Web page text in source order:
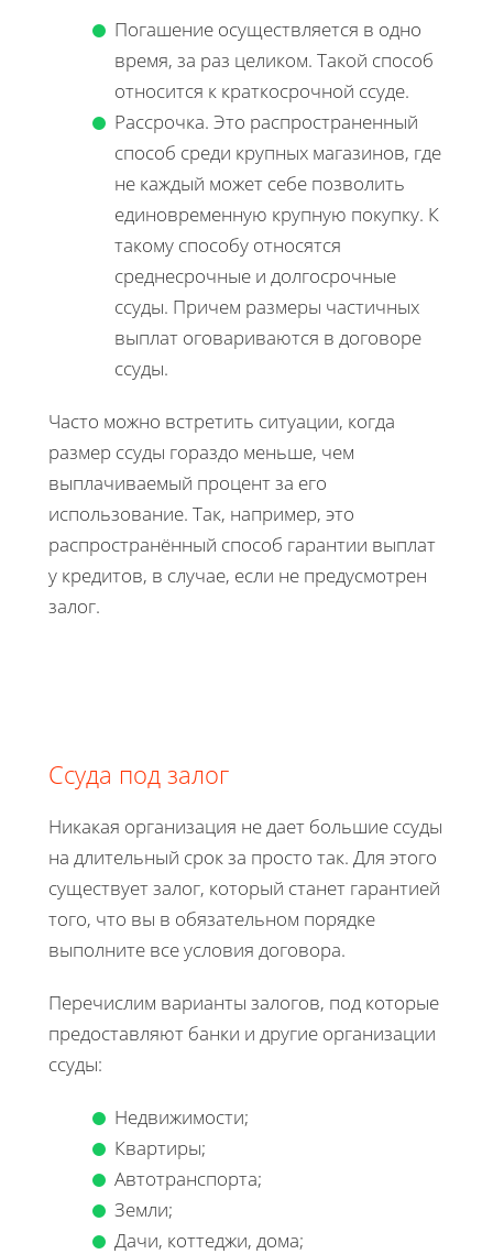
Погашение осуществляется в одно
время, за раз целиком. Такой способ
относится к краткосрочной ссуде.
Рассрочка. Это распространенный
способ среди крупных магазинов, где
не каждый может себе позволить
единовременную крупную покупку. К
такому способу относятся
среднесрочные и долгосрочные
ссуды. Причем размеры частичных
выплат оговариваются в договоре
ссуды.
Часто можно встретить ситуации, когда
размер ссуды гораздо меньше, чем
выплачиваемый процент за его
использование. Так, например, это
распространённый способ гарантии выплат
у кредитов, в случае, если не предусмотрен
залог.
Ссуда под залог
Никакая организация не дает большие ссуды
на длительный срок за просто так. Для этого
существует залог, который станет гарантией
того, что вы в обязательном порядке
выполните все условия договора.
Перечислим варианты залогов, под которые
предоставляют банки и другие организации
ссуды:
Недвижимости;
Квартиры;
Автотранспорта;
Земли;
Дачи, коттеджи, дома;